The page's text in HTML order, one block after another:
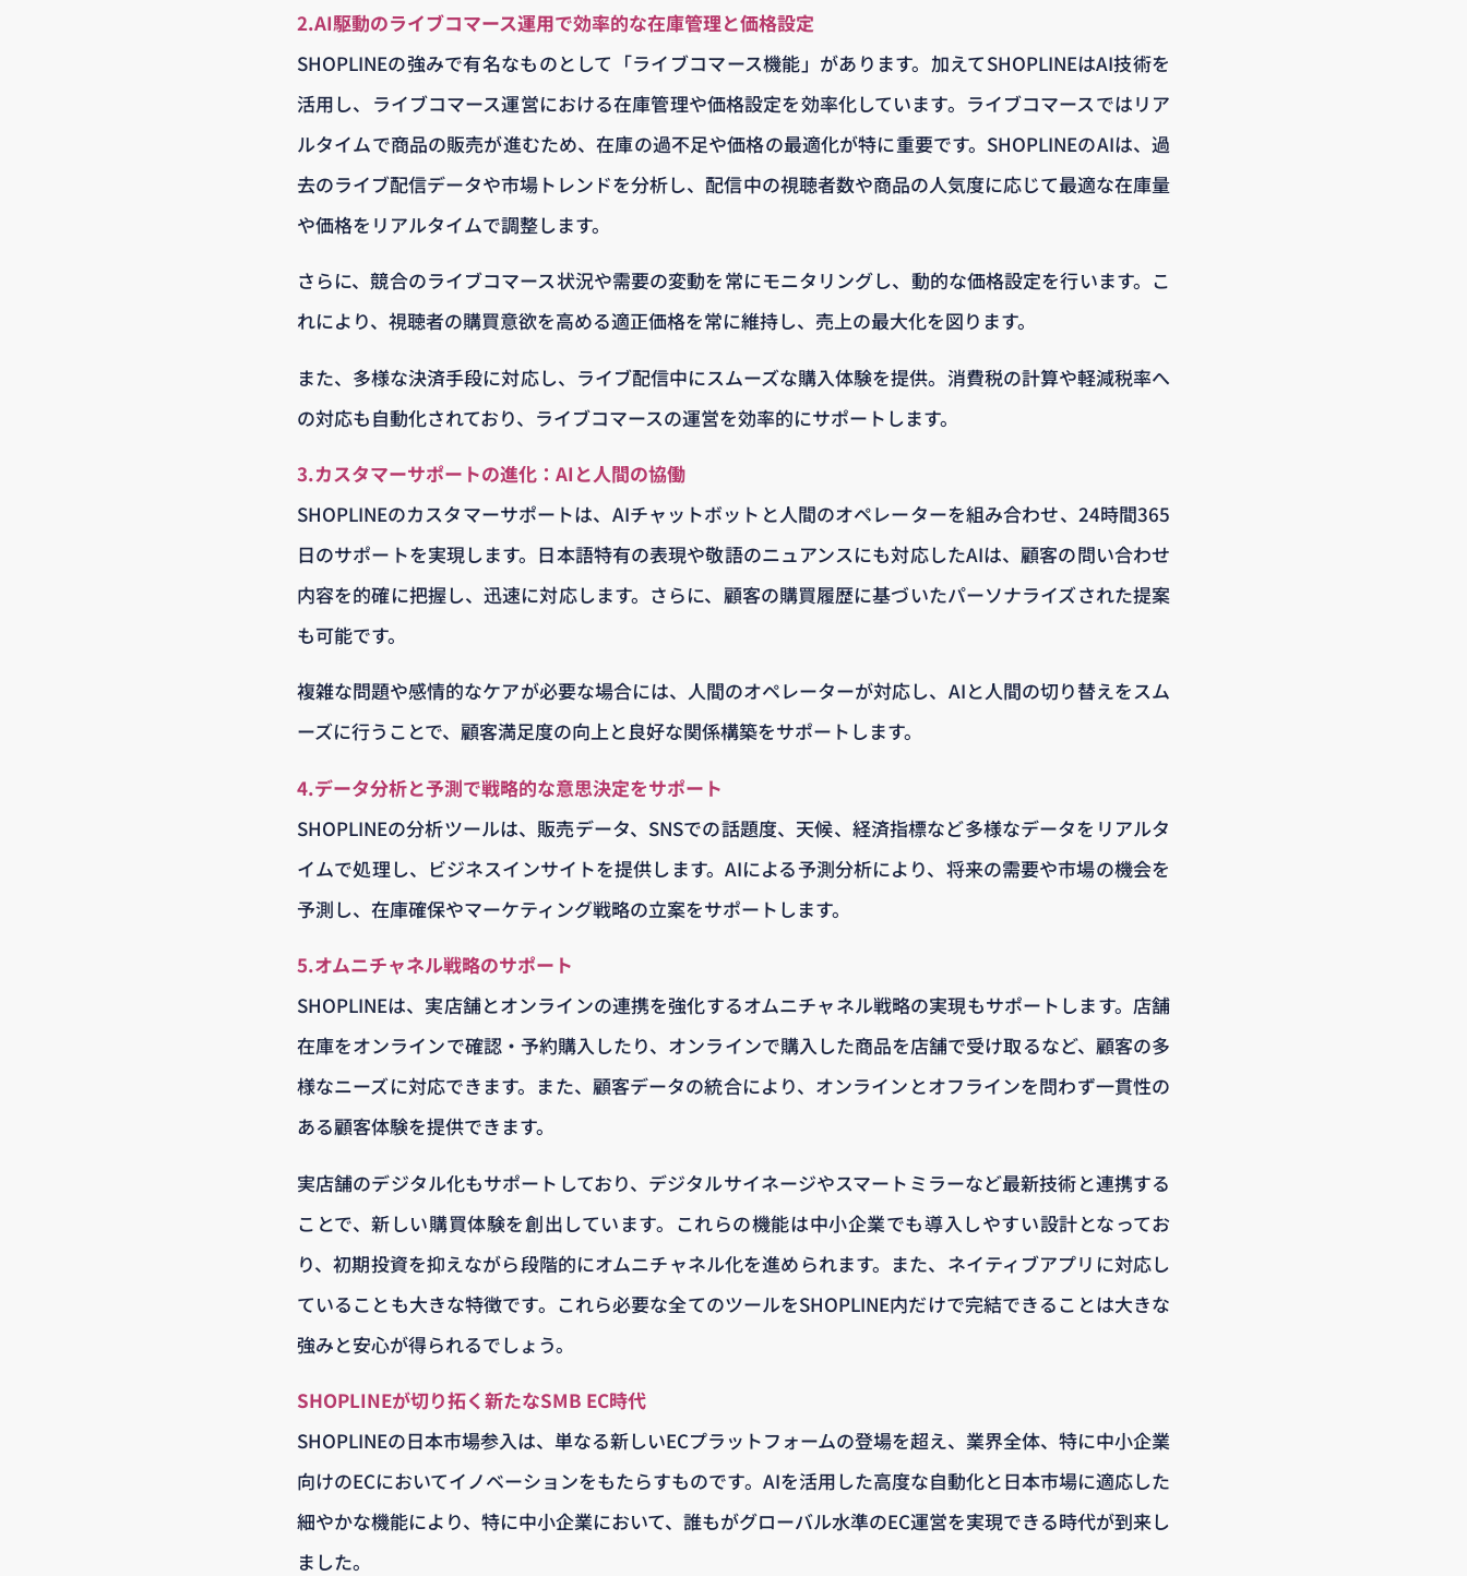
2.AI駆動のライブコマース運用で効率的な在庫管理と価格設定
SHOPLINEの強みで有名なものとして「ライブコマース機能」があります。加えてSHOPLINEはAI技術を
活用し、ライブコマース運営における在庫管理や価格設定を効率化しています。ライブコマースではリア
ルタイムで商品の販売が進むため、在庫の過不足や価格の最適化が特に重要です。SHOPLINEのAIは、過
去のライブ配信データや市場トレンドを分析し、配信中の視聴者数や商品の人気度に応じて最適な在庫量
や価格をリアルタイムで調整します。
さらに、競合のライブコマース状況や需要の変動を常にモニタリングし、動的な価格設定を行います。こ
れにより、視聴者の購買意欲を高める適正価格を常に維持し、売上の最大化を図ります。
また、多様な決済手段に対応し、ライブ配信中にスムーズな購入体験を提供。消費税の計算や軽減税率へ
の対応も自動化されており、ライブコマースの運営を効率的にサポートします。
3.カスタマーサポートの進化：AIと人間の協働
SHOPLINEのカスタマーサポートは、AIチャットボットと人間のオペレーターを組み合わせ、24時間365
日のサポートを実現します。日本語特有の表現や敬語のニュアンスにも対応したAIは、顧客の問い合わせ
内容を的確に把握し、迅速に対応します。さらに、顧客の購買履歴に基づいたパーソナライズされた提案
も可能です。
複雑な問題や感情的なケアが必要な場合には、人間のオペレーターが対応し、AIと人間の切り替えをスム
ーズに行うことで、顧客満足度の向上と良好な関係構築をサポートします。
4.データ分析と予測で戦略的な意思決定をサポート
SHOPLINEの分析ツールは、販売データ、SNSでの話題度、天候、経済指標など多様なデータをリアルタ
イムで処理し、ビジネスインサイトを提供します。AIによる予測分析により、将来の需要や市場の機会を
予測し、在庫確保やマーケティング戦略の立案をサポートします。
5.オムニチャネル戦略のサポート
SHOPLINEは、実店舗とオンラインの連携を強化するオムニチャネル戦略の実現もサポートします。店舗
在庫をオンラインで確認・予約購入したり、オンラインで購入した商品を店舗で受け取るなど、顧客の多
様なニーズに対応できます。また、顧客データの統合により、オンラインとオフラインを問わず一貫性の
ある顧客体験を提供できます。
実店舗のデジタル化もサポートしており、デジタルサイネージやスマートミラーなど最新技術と連携する
ことで、新しい購買体験を創出しています。これらの機能は中小企業でも導入しやすい設計となってお
り、初期投資を抑えながら段階的にオムニチャネル化を進められます。また、ネイティブアプリに対応し
ていることも大きな特徴です。これら必要な全てのツールをSHOPLINE内だけで完結できることは大きな
強みと安心が得られるでしょう。
SHOPLINEが切り拓く新たなSMB EC時代
SHOPLINEの日本市場参入は、単なる新しいECプラットフォームの登場を超え、業界全体、特に中小企業
向けのECにおいてイノベーションをもたらすものです。AIを活用した高度な自動化と日本市場に適応した
細やかな機能により、特に中小企業において、誰もがグローバル水準のEC運営を実現できる時代が到来し
ました。